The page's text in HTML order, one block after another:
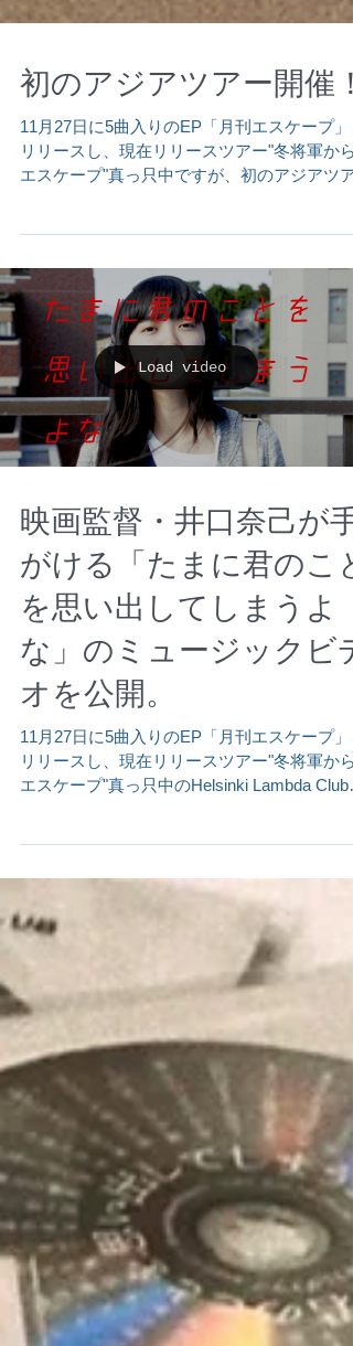
初のアジアツアー開催！
エスケープ"真っ只中ですが、初のアジアツア
を開催することが決定しました！ 今回のアジ
ツアーは、タイ・バンコク公演と台湾・台北
演の2箇所で開催します！...
Load video
映画監督・井口奈己が手
がける「たまに君のこと
を思い出してしまうよ
な」のミュージックビデ
オを公開。
エスケープ"真っ只中のHelsinki Lambda Club
が、キーボーディストのみならずプロデュー
ー・アレンジャーとして活躍する堀江博久を
ロデューサーに迎えたEP収録曲「たま...